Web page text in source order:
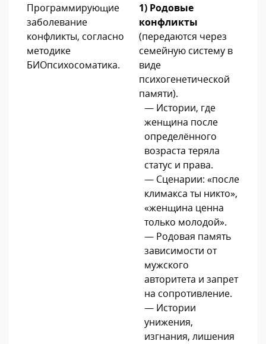
Программирующие
заболевание
конфликты, согласно
методике
БИОпсихосоматика.
1) Родовые
конфликты
(передаются через
семейную систему в
виде
психогенетической
памяти).
— Истории, где
женщина после
определённого
возраста теряла
статус и права.
— Сценарии: «после
климакса ты никто»,
«женщина ценна
только молодой».
— Родовая память
зависимости от
мужского
авторитета и запрет
на сопротивление.
— Истории
унижения,
изгнания, лишения